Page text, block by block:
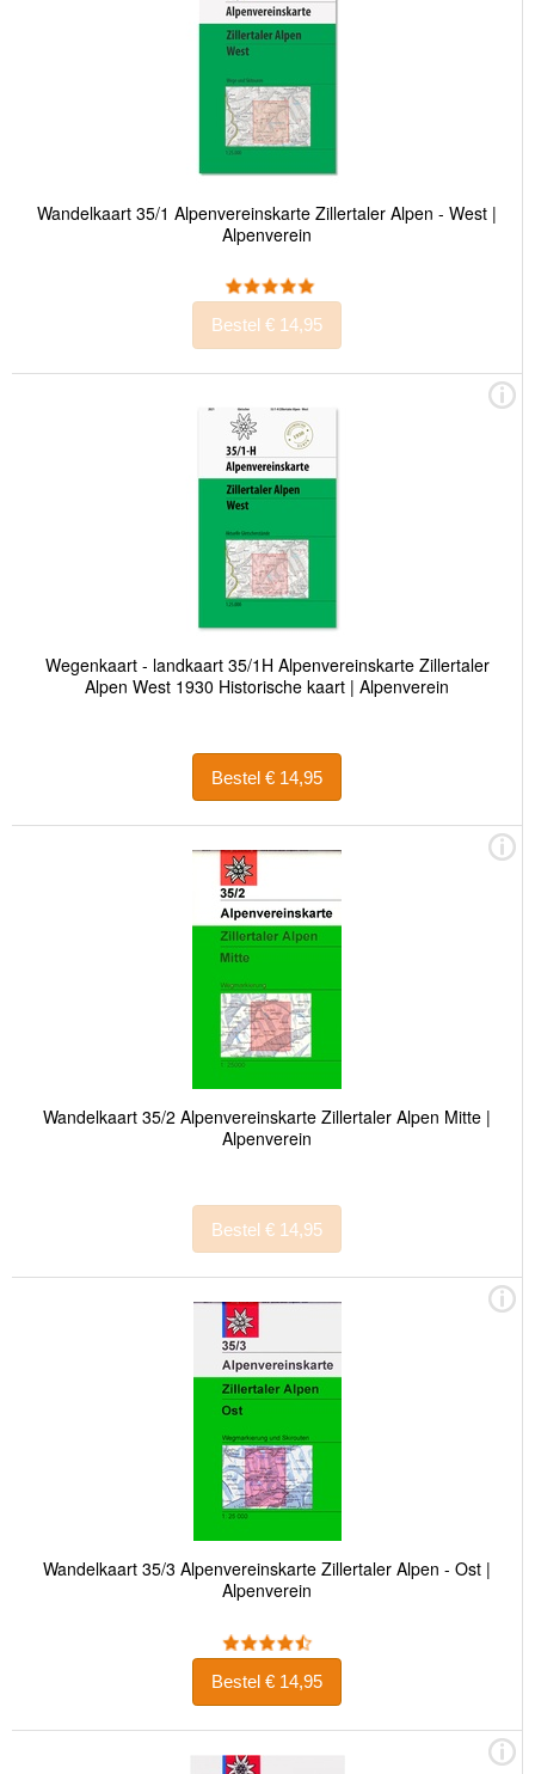
Wandelkaart 35/1 Alpenvereinskarte Zillertaler Alpen - West |
Alpenverein
Bestel € 14,95
Wegenkaart - landkaart 35/1H Alpenvereinskarte Zillertaler
Alpen West 1930 Historische kaart | Alpenverein
Bestel € 14,95
Wandelkaart 35/2 Alpenvereinskarte Zillertaler Alpen Mitte |
Alpenverein
Bestel € 14,95
Wandelkaart 35/3 Alpenvereinskarte Zillertaler Alpen - Ost |
Alpenverein
Bestel € 14,95